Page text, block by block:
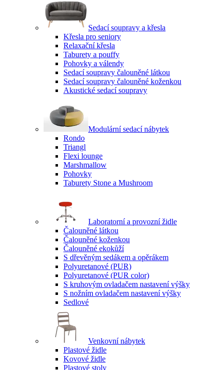
Sedací soupravy a křesla
Křesla pro seniory
Relaxační křesla
Taburety a pouffy
Pohovky a válendy
Sedací soupravy čalouněné látkou
Sedací soupravy čalouněné koženkou
Akustické sedací soupravy
Modulární sedací nábytek
Rondo
Triangl
Flexi lounge
Marshmallow
Pohovky
Taburety Stone a Mushroom
Laboratorní a provozní židle
Čalouněné látkou
Čalouněné koženkou
Čalouněné ekokůží
S dřevěným sedákem a opěrákem
Polyuretanové (PUR)
Polyuretanové (PUR color)
S kruhovým ovladačem nastavení výšky
S nožním ovladačem nastavení výšky
Sedlové
Venkovní nábytek
Plastové židle
Kovové židle
Plastové stoly